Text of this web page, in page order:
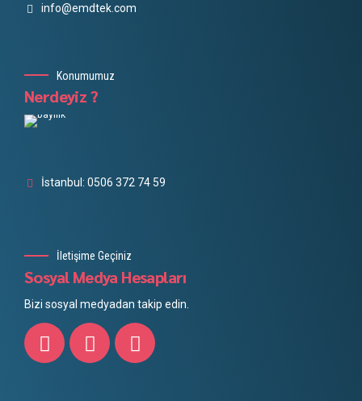
info@emdtek.com
Konumumuz
Nerdeyiz ?
İstanbul: 0506 372 74 59
İletişime Geçiniz
Sosyal Medya Hesapları
Bizi sosyal medyadan takip edin.